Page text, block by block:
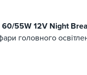
60/55W 12V Night
головного